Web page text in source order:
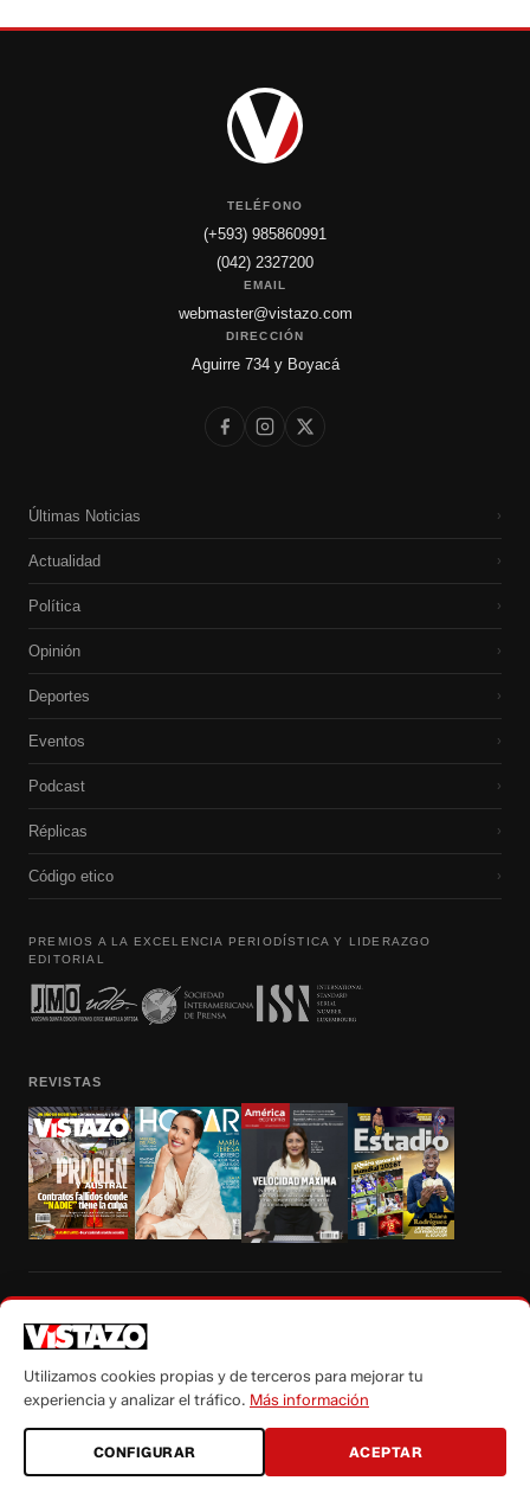
TELÉFONO
(+593) 985860991
(042) 2327200
EMAIL
webmaster@vistazo.com
DIRECCIÓN
Aguirre 734 y Boyacá
Últimas Noticias ›
Actualidad ›
Política ›
Opinión ›
Deportes ›
Eventos ›
Podcast ›
Réplicas ›
Código etico ›
PREMIOS A LA EXCELENCIA PERIODÍSTICA Y LIDERAZGO
EDITORIAL
REVISTAS
autorización escrita de su titular, de todos los contenidos de Vistazo.com.
Utilizamos cookies propias y de terceros para mejorar tu
experiencia y analizar el tráfico. Más información
CONFIGURAR ACEPTAR